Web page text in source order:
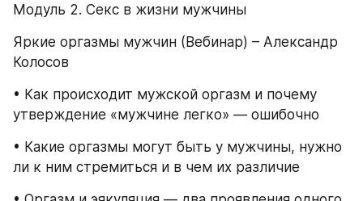
Модуль 2. Секс в жизни мужчины
Яркие оргазмы мужчин (Вебинар) – Александр
Колосов
• Как происходит мужской оргазм и почему
утверждение «мужчине легко» — ошибочно
• Какие оргазмы могут быть у мужчины, нужно
ли к ним стремиться и в чем их различие